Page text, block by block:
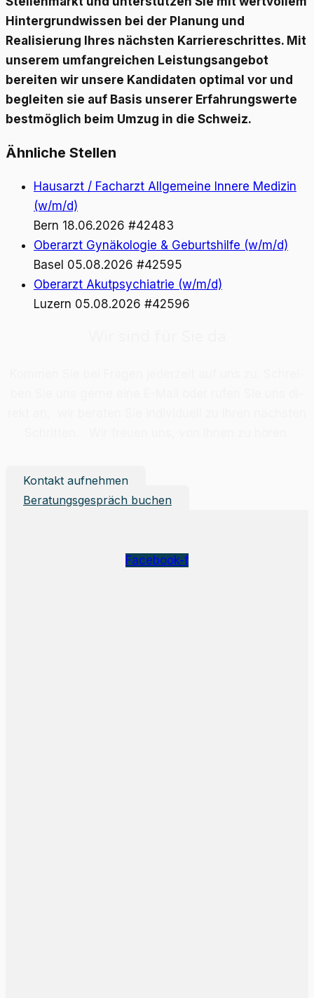
Hintergrundwissen bei der Planung und
Realisierung Ihres nächsten Karriereschrittes. Mit
unserem umfangreichen Leistungsangebot
bereiten wir unsere Kandidaten optimal vor und
begleiten sie auf Basis unserer Erfahrungswerte
bestmöglich beim Umzug in die Schweiz.
Ähnliche Stellen
Hausarzt / Facharzt Allgemeine Innere Medizin
(w/m/d)
Bern 18.06.2026 #42483
Oberarzt Gynäkologie & Geburtshilfe (w/m/d)
Basel 05.08.2026 #42595
Oberarzt Akutpsychiatrie (w/m/d)
Luzern 05.08.2026 #42596
Kontakt aufnehmen
Beratungsgespräch buchen
Facebook-f